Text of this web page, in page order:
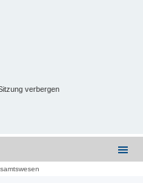
verbergen